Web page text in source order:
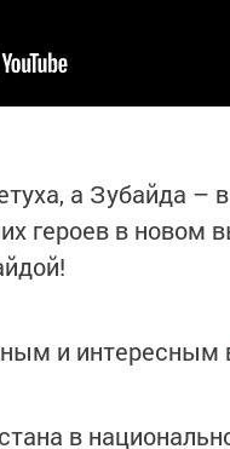
а Зубайда –
героев в новом
и интересным
в